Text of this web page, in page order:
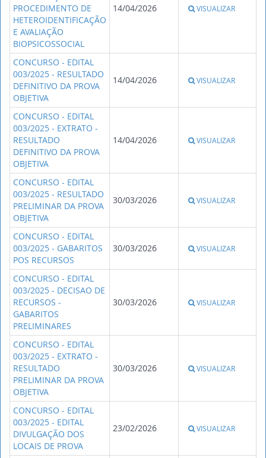
PROCEDIMENTO DE
HETEROIDENTIFICAÇÃO
E AVALIAÇÃO
BIOPSICOSSOCIAL
14/04/2026 VISUALIZAR
CONCURSO - EDITAL
003/2025 - RESULTADO
DEFINITIVO DA PROVA
OBJETIVA
14/04/2026 VISUALIZAR
CONCURSO - EDITAL
003/2025 - EXTRATO -
RESULTADO
DEFINITIVO DA PROVA
OBJETIVA
14/04/2026 VISUALIZAR
CONCURSO - EDITAL
003/2025 - RESULTADO
PRELIMINAR DA PROVA
OBJETIVA
30/03/2026 VISUALIZAR
CONCURSO - EDITAL
003/2025 - GABARITOS
POS RECURSOS
30/03/2026 VISUALIZAR
CONCURSO - EDITAL
003/2025 - DECISAO DE
RECURSOS -
GABARITOS
PRELIMINARES
30/03/2026 VISUALIZAR
CONCURSO - EDITAL
003/2025 - EXTRATO -
RESULTADO
PRELIMINAR DA PROVA
OBJETIVA
30/03/2026 VISUALIZAR
CONCURSO - EDITAL
003/2025 - EDITAL
DIVULGAÇÃO DOS
LOCAIS DE PROVA
23/02/2026 VISUALIZAR